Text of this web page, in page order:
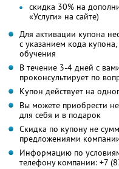
скидка 30% на
«Услуги» на сайте)
Для активации купона
с указанием кода
обучения
В течение 3-4 дней с
проконсультирует по
Купон действует на
Вы можете приобрести
для себя и в подарок
Скидка по купону не
предложениями
Информацию по
телефону компании: +7